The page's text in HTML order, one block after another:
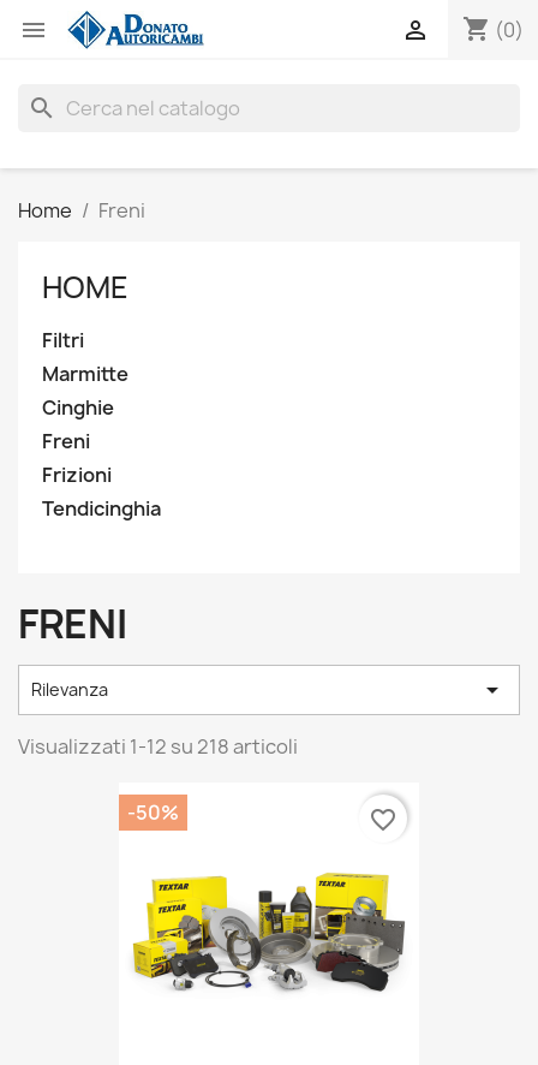
 shopping_cart (0)

search
Home Freni
HOME
Filtri
Marmitte
Cinghie
Freni
Frizioni
Tendicinghia
FRENI
Rilevanza 
Visualizzati 1-12 su 218 articoli
-50% favorite_border